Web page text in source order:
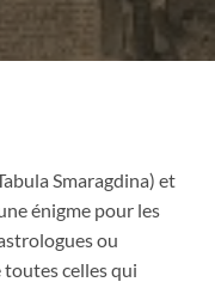
Smaragdina) et
énigme pour les
ou
celles qui